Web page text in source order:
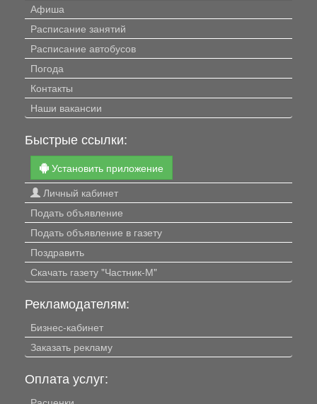
Афиша
Расписание занятий
Расписание автобусов
Погода
Контакты
Наши вакансии
Быстрые ссылки:
Установить приложение
Личный кабинет
Подать объявление
Подать объявление в газету
Поздравить
Скачать газету "Частник-М"
Рекламодателям:
Бизнес-кабинет
Заказать рекламу
Оплата услуг: